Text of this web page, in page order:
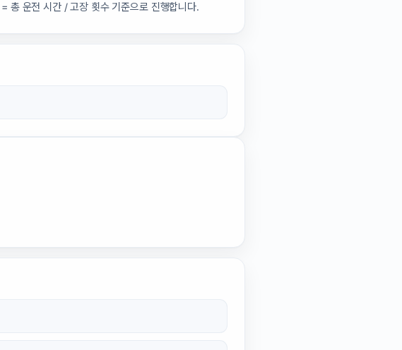
총 운전 시간 / 고장 횟수 기준으로 진행합니다.